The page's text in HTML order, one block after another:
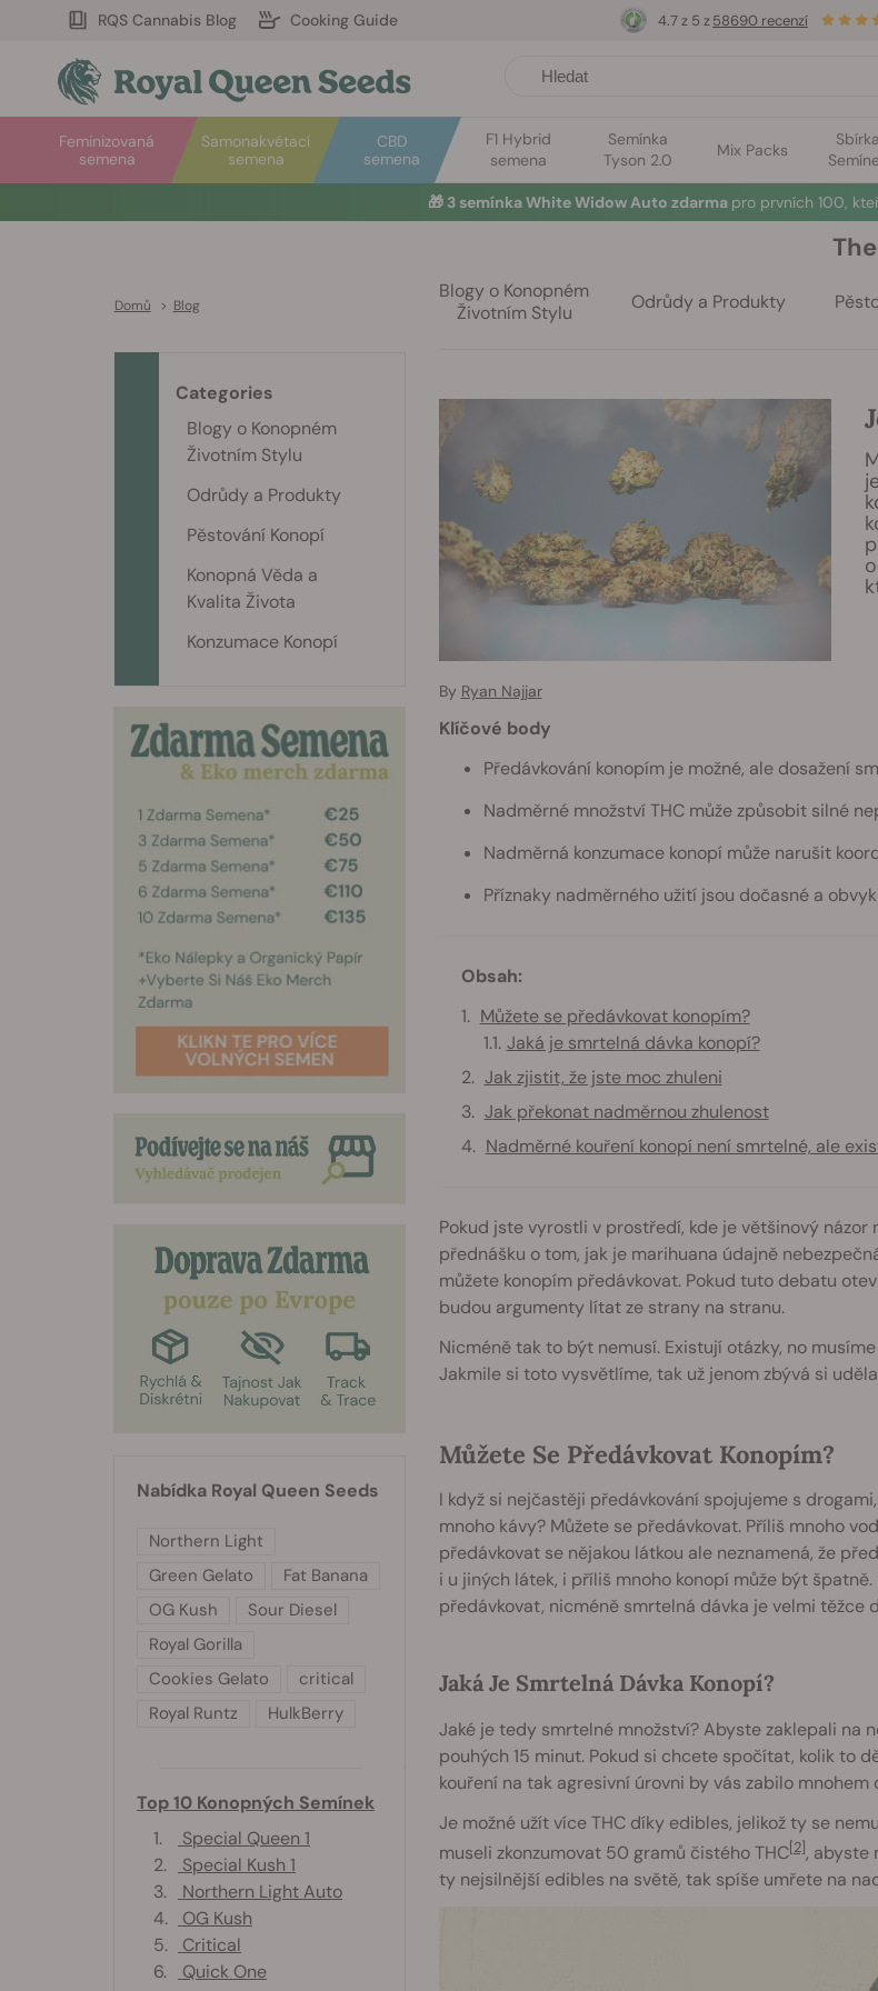
RQS Cannabis Blog Cooking Guide
Samonakvétací
semena
Feminizovaná
semena
CBD
semena
F1 Hybrid
semena
Semínka
Tyson 2.0
Mix Packs
Sbírka
4.7 z 5 z58690 recenzí
🎁 3 semínka White Widow Auto zdarma pro prvních 100,
Domů > Blog
Blogy o Konopném
Životním Stylu
Odrůdy a Produkty
By Ryan Najjar
Klíčové body
Předávkování konopím je možné, ale dosažení
Nadměrné množství THC může způsobit silné
Nadměrná konzumace konopí může narušit
Příznaky nadměrného užití jsou dočasné a
Obsah:
Můžete se předávkovat konopím?
Jaká je smrtelná dávka konopí?
Jak zjistit, že jste moc zhuleni
Jak překonat nadměrnou zhulenost
Nadměrné kouření konopí není smrtelné, ale
Pokud jste vyrostli v prostředí, kde je většinový
přednášku o tom, jak je marihuana údajně
můžete konopím předávkovat. Pokud tuto debatu
budou argumenty lítat ze strany na stranu.
Nicméně tak to být nemusí. Existují otázky, no
Jakmile si toto vysvětlíme, tak už jenom zbývá si
Můžete Se Předávkovat Konopím?
I když si nejčastěji předávkování spojujeme s
mnoho kávy? Můžete se předávkovat. Příliš mnoho
předávkovat se nějakou látkou ale neznamená, že
i u jiných látek, i příliš mnoho konopí může být
předávkovat, nicméně smrtelná dávka je velmi těžce
Jaká Je Smrtelná Dávka Konopí?
Jaké je tedy smrtelné množství? Abyste zaklepali na
pouhých 15 minut. Pokud si chcete spočítat, kolik to
kouření na tak agresivní úrovni by vás zabilo mnohem
Je možné užít více THC díky edibles, jelikož ty se
museli zkonzumovat 50 gramů čistého THC[2], abyste
ty nejsilnější edibles na světě, tak spíše umřete na
Categories
Blogy o Konopném
Životním Stylu
Odrůdy a Produkty
Pěstování Konopí
Konopná Věda a
Kvalita Života
Konzumace Konopí
Nabídka Royal Queen Seeds
Northern Light
Green Gelato
Fat Banana
OG Kush
Sour Diesel
Royal Gorilla
Cookies Gelato
critical
Royal Runtz
HulkBerry
Top 10 Konopných Semínek
1.
Special Queen 1
2.
Special Kush 1
3.
Northern Light Auto
4.
OG Kush
5.
Critical
6.
Quick One